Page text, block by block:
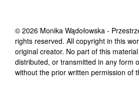
© 2026 Monika Wądołowska -
rights reserved. All copyright in this
original creator. No part of this
distributed, or transmitted in any form
without the prior written permission of